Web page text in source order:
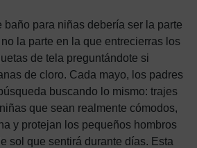
baño para niñas debería ser la parte
la parte en la que entrecierras los
de tela preguntándote si
de cloro. Cada mayo, los padres
buscando lo mismo: trajes
que sean realmente cómodos,
y protejan los pequeños hombros
sol que sentirá durante días. Esta